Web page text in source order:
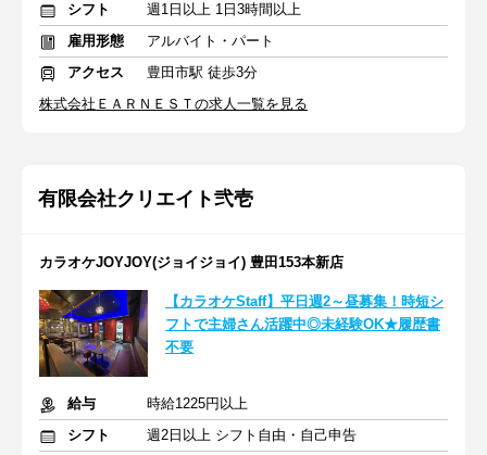
シフト
週1日以上 1日3時間以上
雇用形態
アルバイト・パート
アクセス
豊田市駅 徒歩3分
株式会社ＥＡＲＮＥＳＴの求人一覧を見る
有限会社クリエイト弐壱
カラオケJOYJOY(ジョイジョイ) 豊田153本新店
【カラオケStaff】平日週2～昼募集！時短シ
フトで主婦さん活躍中◎未経験OK★履歴書
不要
給与
時給1225円以上
シフト
週2日以上 シフト自由・自己申告